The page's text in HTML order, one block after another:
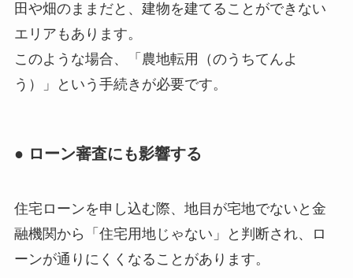
田や畑のままだと、建物を建てることができない
エリアもあります。
このような場合、「農地転用（のうちてんよ
う）」という手続きが必要です。
● ローン審査にも影響する
住宅ローンを申し込む際、地目が宅地でないと金
融機関から「住宅用地じゃない」と判断され、ロ
ーンが通りにくくなることがあります。